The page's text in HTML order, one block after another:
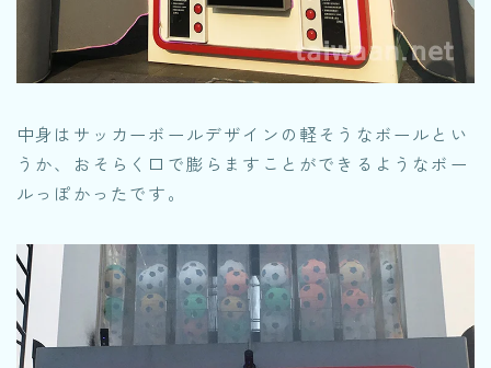
中身はサッカーボールデザインの軽そうなボールとい
うか、おそらく口で膨らますことができるようなボー
ルっぽかったです。